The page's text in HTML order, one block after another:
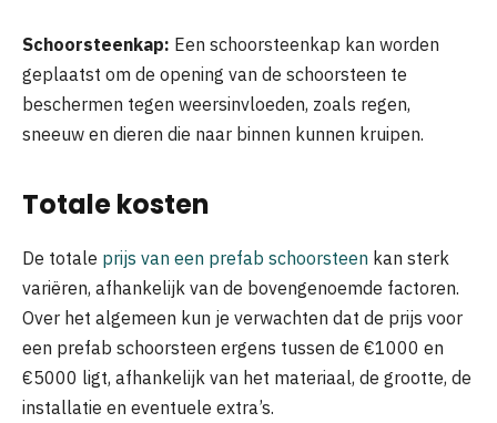
Schoorsteenkap: Een schoorsteenkap kan worden
geplaatst om de opening van de schoorsteen te
beschermen tegen weersinvloeden, zoals regen,
sneeuw en dieren die naar binnen kunnen kruipen.
Totale kosten
De totale prijs van een prefab schoorsteen kan sterk
variëren, afhankelijk van de bovengenoemde factoren.
Over het algemeen kun je verwachten dat de prijs voor
een prefab schoorsteen ergens tussen de €1000 en
€5000 ligt, afhankelijk van het materiaal, de grootte, de
installatie en eventuele extra’s.